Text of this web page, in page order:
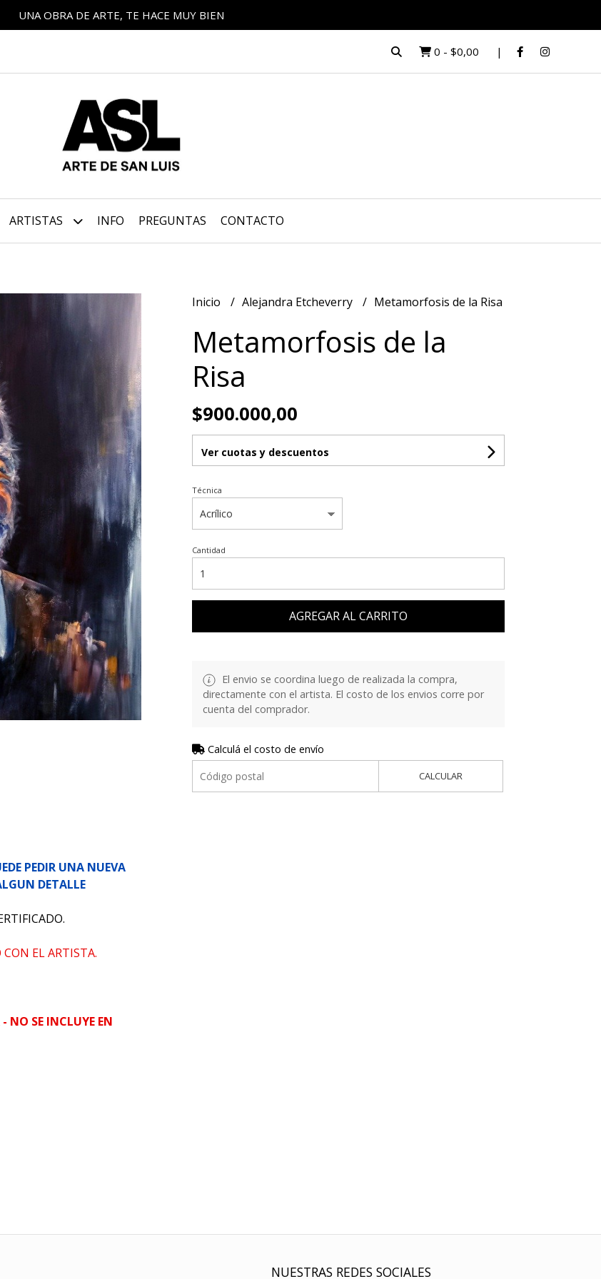
UNA OBRA DE ARTE, TE HACE MUY BIEN
0 - $0,00
ARTISTAS INFO PREGUNTAS CONTACTO
PEDIR UNA NUEVA
DETALLE
EL ARTISTA.
NO SE INCLUYE EN
Inicio Alejandra Etcheverry Metamorfosis de la Risa
Metamorfosis de la
Risa
$900.000,00
Ver cuotas y descuentos
Técnica
Cantidad
AGREGAR AL CARRITO
El envio se coordina luego de realizada la compra,
directamente con el artista. El costo de los envios corre por
cuenta del comprador.
Calculá el costo de envío
CALCULAR
NUESTRAS REDES SOCIALES